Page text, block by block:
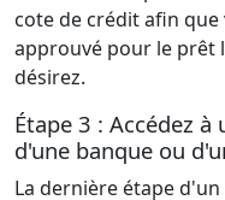
cote de crédit afin
approuvé pour le prêt
désirez.
Étape 3 : Accédez
d'une banque ou
La dernière étape